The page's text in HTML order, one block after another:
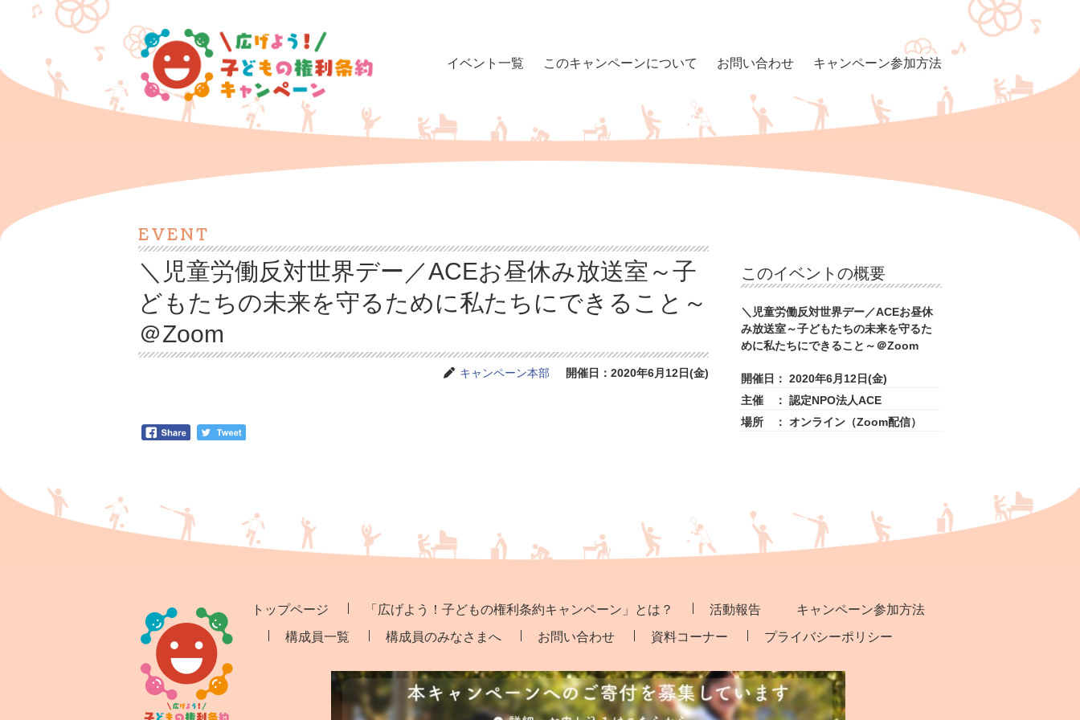
イベント一覧 このキャンペーンについて お問い合わせ キャンペーン参加方法
EVENT
＼児童労働反対世界デー／ACEお昼休み放送室～子
どもたちの未来を守るために私たちにできること～
＠Zoom
キャンペーン本部 開催日：2020年6月12日(金)
このイベントの概要
＼児童労働反対世界デー／ACEお昼休
み放送室～子どもたちの未来を守るた
めに私たちにできること～＠Zoom
開催日： 2020年6月12日(金)
主催 ： 認定NPO法人ACE
場所 ： オンライン（Zoom配信）
トップページ 「広げよう！子どもの権利条約キャンペーン」とは？ 活動報告
キャンペーン参加方法
構成員一覧
構成員のみなさまへ お問い合わせ 資料コーナー プライバシーポリシー